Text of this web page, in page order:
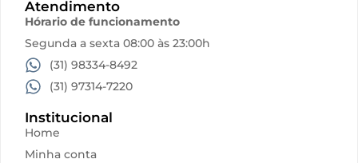
Atendimento
Hórario de funcionamento
Segunda a sexta 08:00 às 23:00h
(31) 98334-8492
(31) 97314-7220
Institucional
Home
Minha conta